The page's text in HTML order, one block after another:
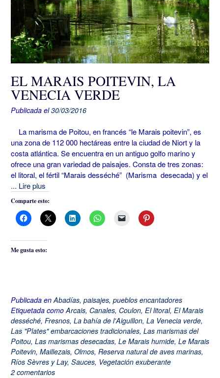
EL MARAIS POITEVIN, LA
VENECIA VERDE
Publicada el30/03/2016
La marisma de Poitou, en francés “le Marais poitevin”, es
una zona de 112 000 hectáreas entre la ciudad de Niort y la
costa atlántica. Se encuentra en un antiguo golfo marino y
ofrece una gran variedad de paisajes. Consta de tres zonas:
el litoral, el fértil “Marais desséché” (Marisma desecada) y el
... Lire plus
Comparte esto:
Me gusta esto:
Publicada enAbadías, paisajes, pueblos encantadores
Etiquetada comoArcais, Canales, Coulon, El litoral, El Marais
desséché, Fresnos, La bahía de l'Aiguillon, La Venecia verde,
Las "Plates" embarcaciones tradicionales, Las marismas del
Poitou, Las marismas desecadas, Le Marais humide, Le Marais
Poitevin, Maillezais, Olmos, Reserva natural de aves marinas,
Ríos Sèvres y Lay, Sauces, Vegetación exuberante
2 comentarios